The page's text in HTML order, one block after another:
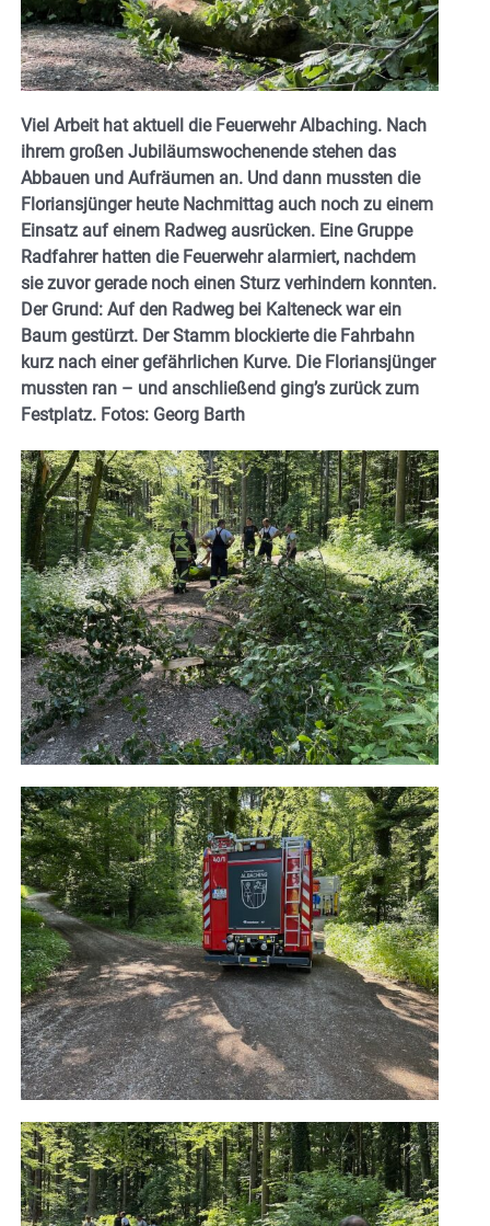
Viel Arbeit hat aktuell die Feuerwehr Albaching. Nach
ihrem großen Jubiläumswochenende stehen das
Abbauen und Aufräumen an. Und dann mussten die
Floriansjünger heute Nachmittag auch noch zu einem
Einsatz auf einem Radweg ausrücken. Eine Gruppe
Radfahrer hatten die Feuerwehr alarmiert, nachdem
sie zuvor gerade noch einen Sturz verhindern konnten.
Der Grund: Auf den Radweg bei Kalteneck war ein
Baum gestürzt. Der Stamm blockierte die Fahrbahn
kurz nach einer gefährlichen Kurve. Die Floriansjünger
mussten ran – und anschließend ging’s zurück zum
Festplatz. Fotos: Georg Barth